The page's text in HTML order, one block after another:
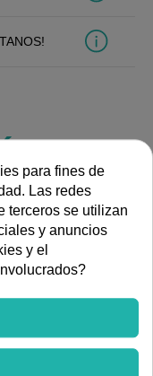
Interruptor horario
para fines de
Las redes
terceros se utilizan
y anuncios
y el